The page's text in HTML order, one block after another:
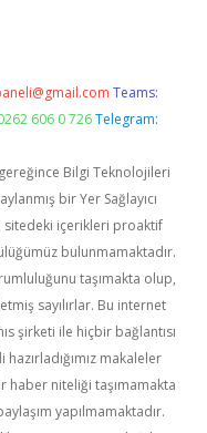
Teams:
606 0 726 Telegram:
gereğince Bilgi Teknolojileri
bir Yer Sağlayıcı
sitedeki içerikleri proaktif
bulunmamaktadır.
taşımakta olup,
sayılırlar. Bu internet
şirketi ile hiçbir bağlantısı
makaleler
haber niteliği taşımamakta
yapılmamaktadır.